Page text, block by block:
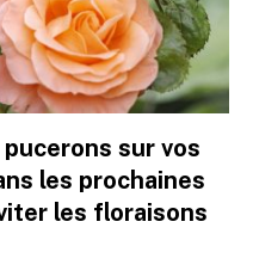
sur vos
les prochaines
les floraisons